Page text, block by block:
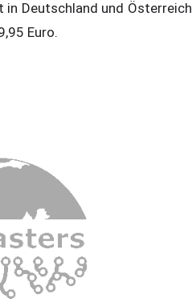
Deutschland und Österreich
Euro.